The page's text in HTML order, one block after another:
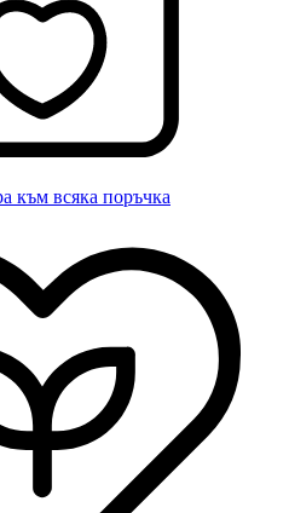
към всяка поръчка